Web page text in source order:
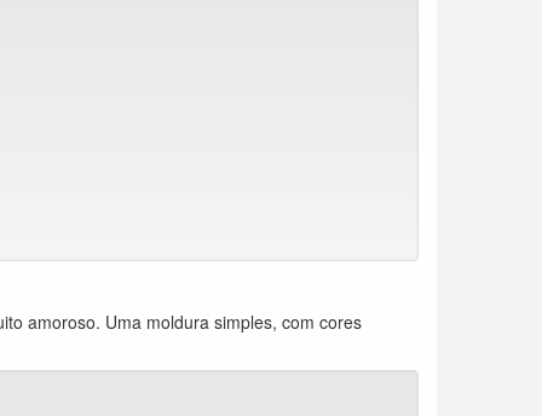
amoroso. Uma moldura simples, com cores